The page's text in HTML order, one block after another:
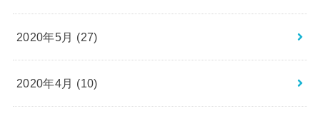
2020年5月 (27)
2020年4月 (10)